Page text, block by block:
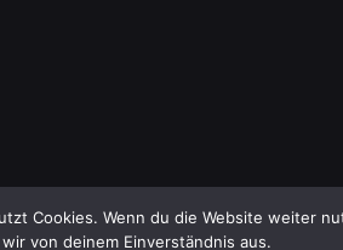
Cookies. Wenn du die Website weiter
von deinem Einverständnis aus.